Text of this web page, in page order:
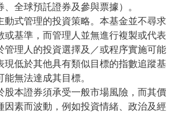
全球預託證券及參與票據）。
動式管理的投資策略。本基金並不尋求
或基準，而管理人並無進行複製或代表
管理人的投資選擇及／或程序實施可能
現低於其他具有類似目標的指數追蹤基
無法達成其目標。
股本證券須承受一般市場風險，而其價
因素而波動，例如投資情緒、政治及經